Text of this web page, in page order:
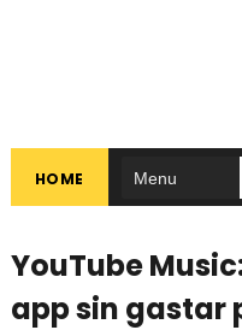
HOME
YouTube
app sin gastar